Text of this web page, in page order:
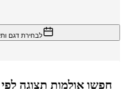
לבחירת דגם
חפשו אולמות תצוגה לפי